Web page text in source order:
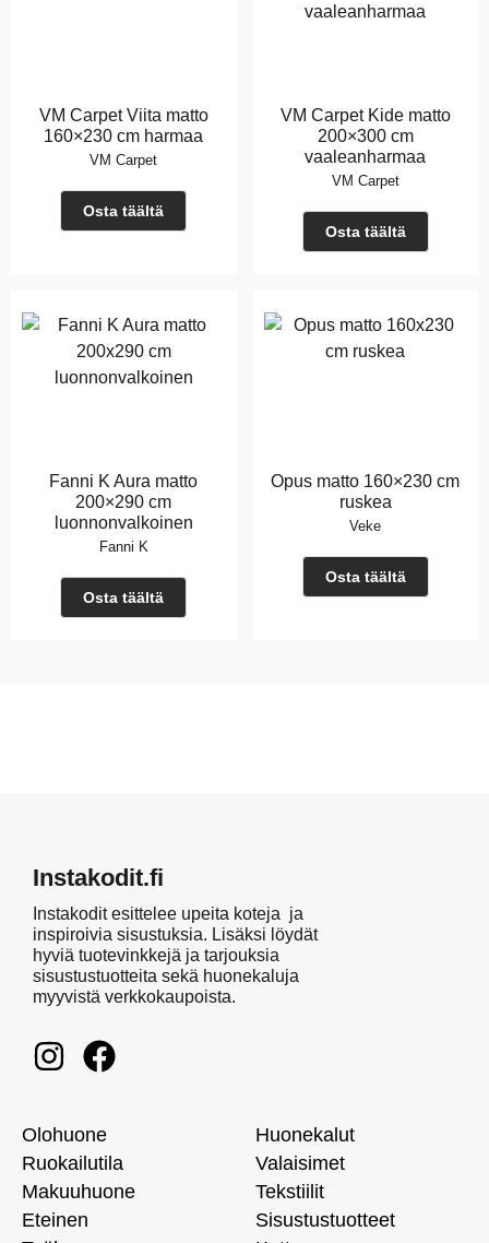
VM Carpet Viita matto
160×230 cm harmaa
VM Carpet
Osta täältä
VM Carpet Kide matto
200×300 cm
vaaleanharmaa
VM Carpet
Osta täältä
Fanni K Aura matto
200×290 cm
luonnonvalkoinen
Fanni K
Osta täältä
Opus matto 160×230 cm
ruskea
Veke
Osta täältä
Instakodit.fi
Instakodit esittelee upeita koteja ja
inspiroivia sisustuksia. Lisäksi löydät
hyviä tuotevinkkejä ja tarjouksia
sisustustuotteita sekä huonekaluja
myyvistä verkkokaupoista.
Olohuone
Ruokailutila
Makuuhuone
Eteinen
Huonekalut
Valaisimet
Tekstiilit
Sisustustuotteet